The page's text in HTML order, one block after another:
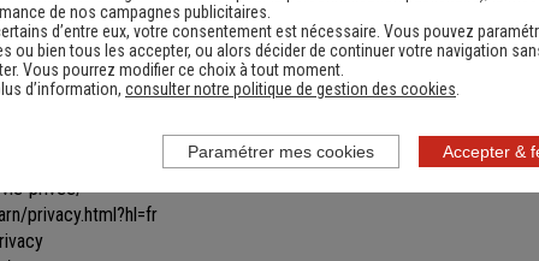
toutes ou certaines parties du site.
informations ne seront remises à jour qu'après s'être reconnecté sur
par le biais de cookies gérés par un partenaire. Les
des bannières personnalisées vous proposant des produits
type de bannières apparaître et/ou obtenir davantage
privee/
privacy.html?hl=fr
de nos campagnes publicitaires.
d’entre eux, votre consentement est nécessaire. Vous pouvez
ou bien tous les accepter, ou alors décider de continuer votre navigation
Vous pourrez modifier ce choix à tout moment.
d’information, consulter notre politique de gestion des cookies.
Accepter &
Paramétrer mes cookies